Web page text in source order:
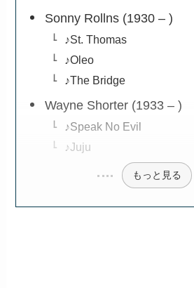
Sonny Rollns (1930 – )
♪St. Thomas
♪Oleo
♪The Bridge
Wayne Shorter (1933 – )
♪Speak No Evil
♪Juju
もっと見る